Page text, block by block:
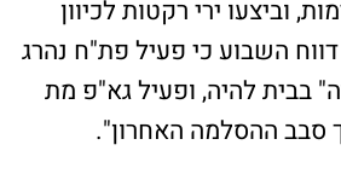
וביצעו ירי רקטות לכיוון
השבוע כי פעיל פת"ח נהרג
בבית להיה, ופעיל גא"פ מת
סבב ההסלמה האחרון".